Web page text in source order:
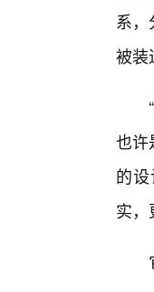
系
被装
也许
的
实，